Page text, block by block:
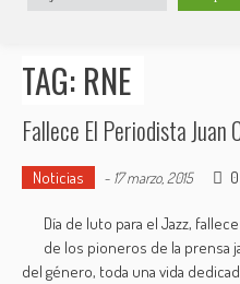
Posts tagged "RNE"
TAG: RNE
Fallece El Periodista
Noticias - 17 marzo, 2015 0
Día de luto para el Jazz,
de los pioneros de la prensa
del género, toda una vida